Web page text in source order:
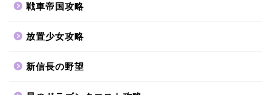
戦車帝国攻略
放置少女攻略
新信長の野望